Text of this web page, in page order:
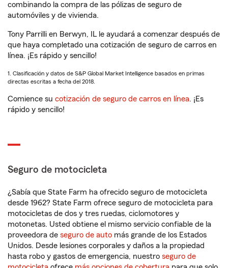
combinando la compra de las pólizas de seguro de
automóviles y de vivienda.
Tony Parrilli en Berwyn, IL le ayudará a comenzar después de
que haya completado una cotización de seguro de carros en
línea. ¡Es rápido y sencillo!
1. Clasificación y datos de S&P Global Market Intelligence basados en primas
directas escritas a fecha del 2018.
Comience su cotización de seguro de carros en línea. ¡Es
rápido y sencillo!
Seguro de motocicleta
¿Sabía que State Farm ha ofrecido seguro de motocicleta
desde 1962? State Farm ofrece seguro de motocicleta para
motocicletas de dos y tres ruedas, ciclomotores y
motonetas. Usted obtiene el mismo servicio confiable de la
proveedora de seguro de auto más grande de los Estados
Unidos. Desde lesiones corporales y daños a la propiedad
hasta robo y gastos de emergencia, nuestro seguro de